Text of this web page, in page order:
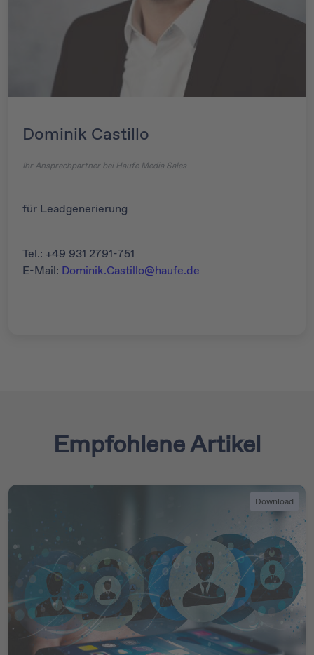
Dominik Castillo
Ihr Ansprechpartner bei Haufe Media Sales
für Leadgenerierung
Tel.: +49 931 2791-751
E-Mail: Dominik.Castillo@haufe.de
Empfohlene Artikel
Download